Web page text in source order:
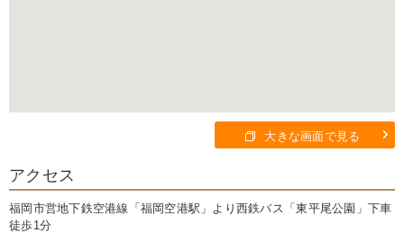
大きな画面で見る
アクセス
福岡市営地下鉄空港線「福岡空港駅」より西鉄バス「東平尾公園」下車
徒歩1分